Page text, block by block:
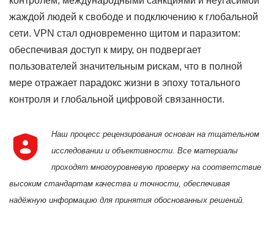
жаждой людей к свободе и подключению к глобальной
сети. VPN стал одновременно щитом и паразитом:
обеспечивая доступ к миру, он подвергает
пользователей значительным рискам, что в полной
мере отражает парадокс жизни в эпоху тотального
контроля и глобальной цифровой связанности.
Наш процесс рецензирования основан на тщательном
исследовании и объективности. Все материалы
проходят многоуровневую проверку на соответствие
высоким стандартам качества и точности, обеспечивая
надёжную информацию для принятия обоснованных решений.